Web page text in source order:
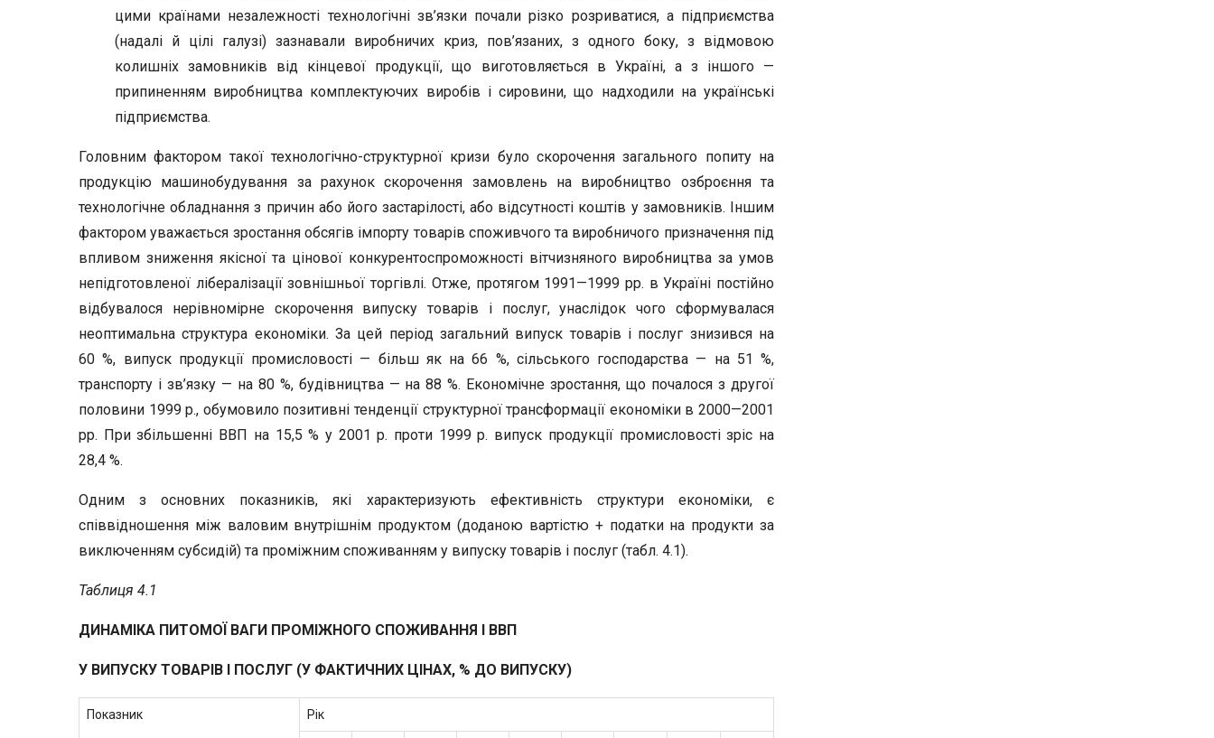
цими країнами незалежності технологічні зв’язки почали різко розриватися, а підприємства
(надалі й цілі галузі) зазнавали виробничих криз, пов’язаних, з одного боку, з відмовою
колишніх замовників від кінцевої продукції, що виготовляється в Україні, а з іншого —
припиненням виробництва комплектуючих виробів і сировини, що надходили на українські
підприємства.
Головним фактором такої технологічно-структурної кризи було скорочення загального попиту на
продукцію машинобудування за рахунок скорочення замовлень на виробництво озброєння та
технологічне обладнання з причин або його застарілості, або відсутності коштів у замовників. Іншим
фактором уважається зростання обсягів імпорту товарів споживчого та виробничого призначення під
впливом зниження якісної та цінової конкурентоспроможності вітчизняного виробництва за умов
непідготовленої лібералізації зовнішньої торгівлі. Отже, протягом 1991—1999 рр. в Україні постійно
відбувалося нерівномірне скорочення випуску товарів і послуг, унаслідок чого сформувалася
неоптимальна структура економіки. За цей період загальний випуск товарів і послуг знизився на
60 %, випуск продукції промисловості — більш як на 66 %, сільського господарства — на 51 %,
транспорту і зв’язку — на 80 %, будівництва — на 88 %. Економічне зростання, що почалося з другої
половини 1999 р., обумовило позитивні тенденції структурної трансформації економіки в 2000—2001
рр. При збільшенні ВВП на 15,5 % у 2001 р. проти 1999 р. випуск продукції промисловості зріс на
28,4 %.
Одним з основних показників, які характеризують ефективність структури економіки, є
співвідношення між валовим внутрішнім продуктом (доданою вартістю + податки на продукти за
виключенням субсидій) та проміжним споживанням у випуску товарів і послуг (табл. 4.1).
Таблиця 4.1
ДИНАМІКА ПИТОМОЇ ВАГИ ПРОМІЖНОГО СПОЖИВАННЯ І ВВП
У ВИПУСКУ ТОВАРІВ І ПОСЛУГ (У ФАКТИЧНИХ ЦІНАХ, % ДО ВИПУСКУ)
Показник Рік